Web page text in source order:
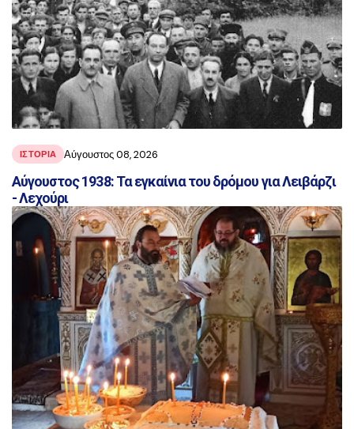
ΙΣΤΟΡΙΑ Αύγουστος 08, 2026
Αύγουστος 1938: Τα εγκαίνια του δρόμου για Λειβάρζι
- Λεχούρι